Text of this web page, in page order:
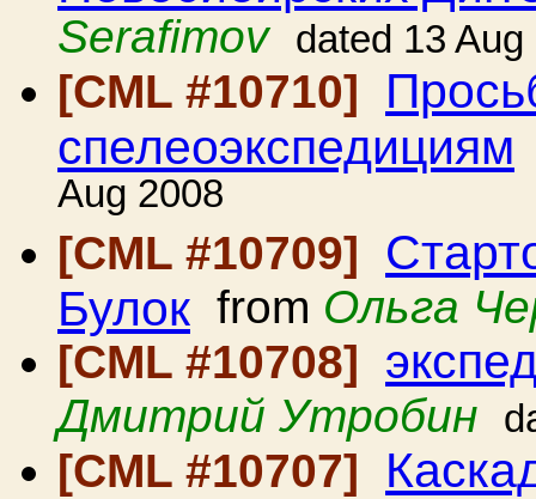
Serafimov
dated 13 Aug
[CML #10710]
спелеоэкспедициям
Aug 2008
[CML #10709]
Булок from Ольга
[CML #10708]
Дмитрий Утробин
[CML #10707]